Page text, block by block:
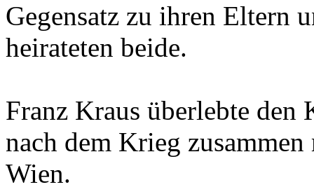
Franz Kraus überlebte
nach dem Krieg
SieheMeisels (1996) "Die
Siehe auch